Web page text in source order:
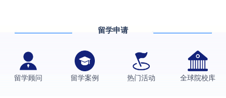
留学申请
留学顾问 留学案例 热门活动 全球院校库
上海财经大学经济学背景成功斩获爱丁堡大学经济学
硕士录取
数学背景的他，靠“供应链”故事敲开哥大、宾大之门